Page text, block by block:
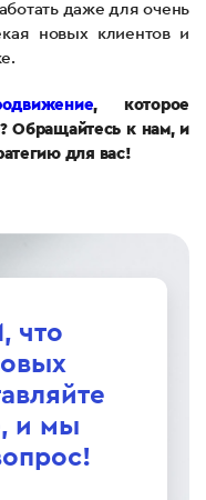
даже для очень
новых клиентов и
, которое
Обращайтесь к нам, и
для вас!
что
и мы